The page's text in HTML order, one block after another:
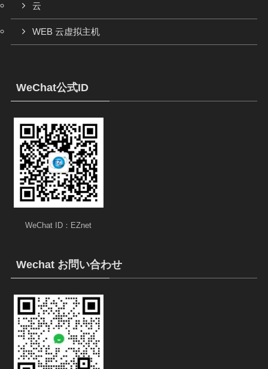
云
WEB 云虚拟主机
WeChat公式ID
WeChat ID：EZnet
Wechat お問い合わせ